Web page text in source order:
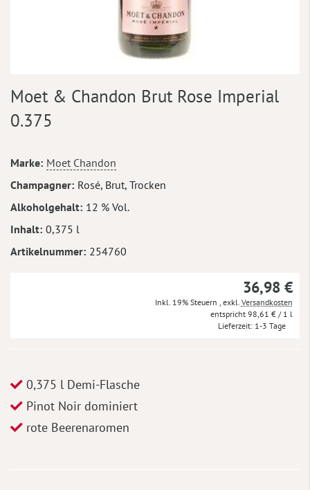
Anfang
der
Bildergalerie
Moet & Chandon Brut Rose Imperial
0.375
Mehr
Informationen
Marke Moet Chandon
Champagner Rosé, Brut, Trocken
Alkoholgehalt 12 % Vol.
Inhalt 0,375 l
Artikelnummer 254760
36,98 €
Inkl. 19% Steuern exkl. Versandkosten
98,61 € / 1 l
Lieferzeit 1-3 Tage
0,375 l Demi-Flasche
Pinot Noir dominiert
rote Beerenaromen